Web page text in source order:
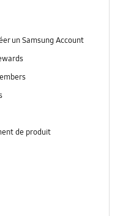
un Samsung Account
de produit